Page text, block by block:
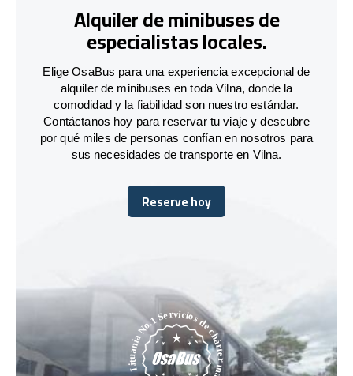
Alquiler de minibuses de
especialistas locales.
Elige OsaBus para una experiencia excepcional de
alquiler de minibuses en toda Vilna, donde la
comodidad y la fiabilidad son nuestro estándar.
Contáctanos hoy para reservar tu viaje y descubre
por qué miles de personas confían en nosotros para
sus necesidades de transporte en Vilna.
Reserve hoy
Reserve hoy